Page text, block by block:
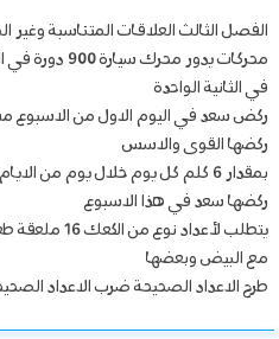
الفصل الثالث العلاقات المتناسبة وغير
محركات يدور
في الثانية الواحدة
ركضها القوى والاسس
بمقدار 6 كلم كل يوم خلال يوم من
ركضها سعد في هذا الاسبوع
يتطلب لأعداد
مع البيض وبعضها
طرح الاعداد الصحيحة ضرب الاعداد